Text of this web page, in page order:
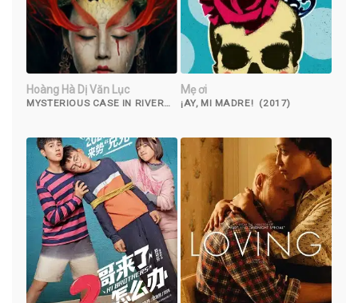
Hoàng Hà Dị Văn Lục
MYSTERIOUS CASE IN RIVER
Mẹ ơi
¡AY, MI MADRE! (2017)